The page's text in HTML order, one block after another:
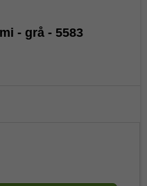
- grå - 5583